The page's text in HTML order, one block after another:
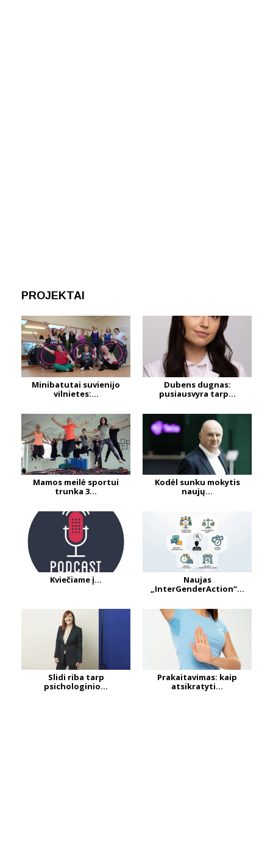
PROJEKTAI
Minibatutai suvienijo
vilnietes:...
Dubens dugnas:
pusiausvyra tarp...
Mamos meilė sportui
trunka 3...
Kodėl sunku mokytis
naujų...
Kviečiame į...
Naujas
„InterGenderAction“...
Slidi riba tarp
psichologinio...
Prakaitavimas: kaip
atsikratyti...